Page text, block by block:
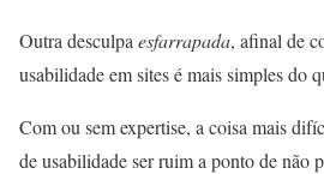
Outra desculpa esfarrapada, afinal de
usabilidade em sites é mais simples do
Com ou sem expertise, a coisa mais
de usabilidade ser ruim a ponto de não